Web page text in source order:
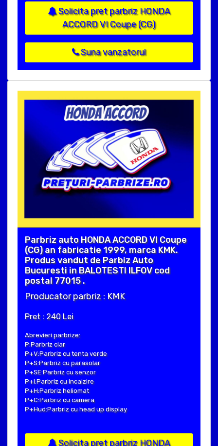
Solicita pret parbriz HONDA
ACCORD VI Coupe (CG)
Suna vanzatorul
Parbriz auto HONDA ACCORD VI Coupe
(CG) an fabricatie 1999, marca KMK.
Produs vandut de Parbiz Auto
Bucuresti in BALOTESTI ILFOV cod
postal 77015 .
Producator parbriz : KMK
Pret : 240 Lei
Abrevieri parbrize:
P:Parbriz clar
P+V:Parbriz cu tenta verde
P+S:Parbriz cu parasolar
P+SE:Parbriz cu senzor
P+I:Parbriz cu incalzire
P+H:Parbriz heliomat
P+C:Parbriz cu camera
P+Hud:Parbriz cu head up display
Solicita pret parbriz HONDA